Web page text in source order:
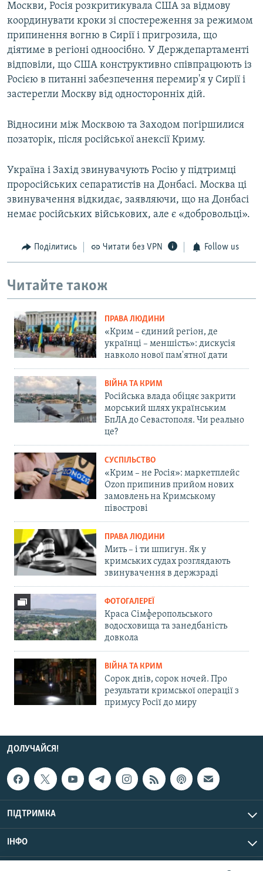
Москви, Росія розкритикувала США за відмову
координувати кроки зі спостереження за режимом
припинення вогню в Сирії і пригрозила, що
діятиме в регіоні одноосібно. У Держдепартаменті
відповіли, що США конструктивно співпрацюють із
Росією в питанні забезпечення перемир'я у Сирії і
застерегли Москву від односторонніх дій.
Відносини між Москвою та Заходом погіршилися
позаторік, після російської анексії Криму.
Україна і Захід звинувачують Росію у підтримці
проросійських сепаратистів на Донбасі. Москва ці
звинувачення відкидає, заявляючи, що на Донбасі
немає російських військових, але є «добровольці».
Поділитись Читати без VPN Follow us
Читайте також
ПРАВА ЛЮДИНИ
«Крим – єдиний регіон, де
українці – меншість»: дискусія
навколо нової пам'ятної дати
ВІЙНА ТА КРИМ
Російська влада обіцяє закрити
морський шлях українським
БпЛА до Севастополя. Чи реально
це?
СУСПІЛЬСТВО
«Крим – не Росія»: маркетплейс
Ozon припинив прийом нових
замовлень на Кримському
півострові
ПРАВА ЛЮДИНИ
Мить – і ти шпигун. Як у
кримських судах розглядають
звинувачення в держзраді
ФОТОГАЛЕРЕЇ
Краса Сімферопольського
водосховища та занедбаність
довкола
ВІЙНА ТА КРИМ
Сорок днів, сорок ночей. Про
результати кримської операції з
примусу Росії до миру
ДОЛУЧАЙСЯ!
ПІДТРИМКА
ІНФО